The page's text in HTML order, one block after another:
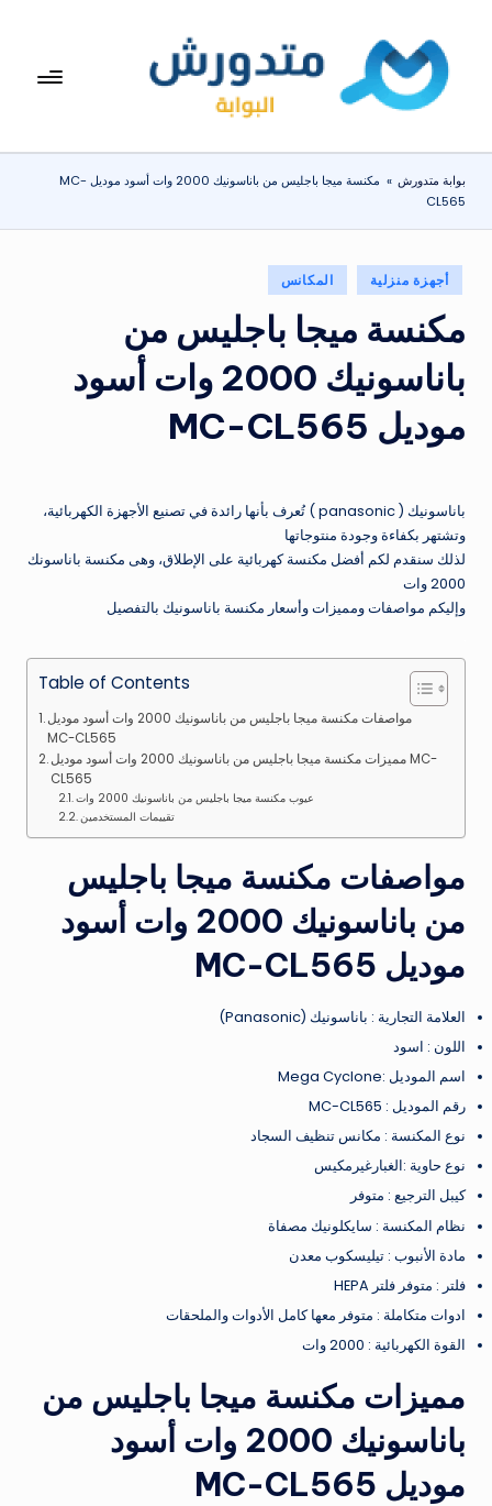
المحتوىبوا
مت
دو
ر
ش
تعرف
المنزلية
بوابة متدورش »
مكنسة ميجا باجليس من باناسونيك 2000 وات أسود موديل MC-
CL565
نُشر
في
أجهزة منزلية المكانس
مكنسة ميجا باجليس من
باناسونيك 2000 وات أسود
موديل MC-CL565
باناسونيك ( panasonic ) تُعرف بأنها رائدة في تصنيع الأجهزة الكهربائية،
وتشتهر بكفاءة وجودة منتوجاتها
لذلك سنقدم لكم أفضل مكنسة كهربائية على الإطلاق، وهى مكنسة باناسونك
2000 وات
وإليكم مواصفات ومميزات وأسعار مكنسة باناسونيك بالتفصيل
Table of Contents
مواصفات مكنسة ميجا باجليس من باناسونيك 2000 وات أسود موديل
MC-CL565
مميزات مكنسة ميجا باجليس من باناسونيك 2000 وات أسود موديل MC-
CL565
عيوب مكنسة ميجا باجليس من باناسونيك 2000 وات
تقييمات المستخدمين
مواصفات مكنسة ميجا باجليس
من باناسونيك 2000 وات أسود
موديل MC-CL565
العلامة التجارية : باناسونيك (Panasonic)
اللون : اسود
اسم الموديل :Mega Cyclone
رقم الموديل : MC-CL565
نوع المكنسة : مكانس تنظيف السجاد
نوع حاوية :الغبارغيرمكيس
كيبل الترجيع : متوفر
نظام المكنسة : سايكلونيك مصفاة
مادة الأنبوب : تيليسكوب معدن
فلتر : متوفر فلتر HEPA
ادوات متكاملة : متوفر معها كامل الأدوات والملحقات
القوة الكهربائية : 2000 وات
مميزات مكنسة ميجا باجليس من
باناسونيك 2000 وات أسود
موديل MC-CL565